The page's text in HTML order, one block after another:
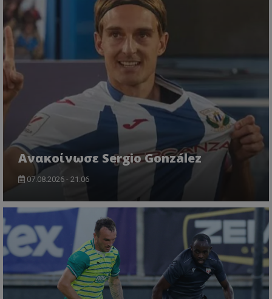
Ανακοίνωσε Sergio González
07.08.2026 - 21:06